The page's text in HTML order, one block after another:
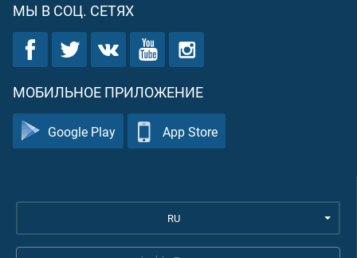
МЫ В СОЦ. СЕТЯХ
МОБИЛЬНОЕ ПРИЛОЖЕНИЕ
Google Play App Store
RU